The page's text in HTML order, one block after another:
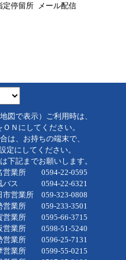
定停留所 メール配信
図で表示）ご利用時は、
Ｎにしてください。
は、お持ちの端末で、
にしてください。
下記までお願いします。
所 0594-22-0595
22-6321
業所 059-323-0808
営業所 059-233-3501
業所 0595-66-3715
業所 0598-51-5240
所 0596-25-7131
所 0599-55-0215